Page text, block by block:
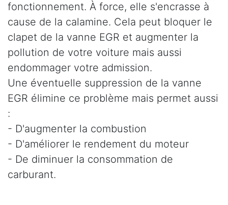
fonctionnement. À force, elle s'encrasse à
cause de la calamine. Cela peut bloquer le
clapet de la vanne EGR et augmenter la
pollution de votre voiture mais aussi
endommager votre admission.
Une éventuelle suppression de la vanne
EGR élimine ce problème mais permet aussi
:
- D'augmenter la combustion
- D'améliorer le rendement du moteur
- De diminuer la consommation de
carburant.